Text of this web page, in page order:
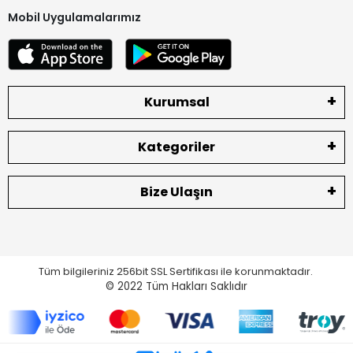
Mobil Uygulamalarımız
Kurumsal
Kategoriler
Bize Ulaşın
Tüm bilgileriniz 256bit SSL Sertifikası ile korunmaktadır.
© 2022 Tüm Hakları Saklıdır